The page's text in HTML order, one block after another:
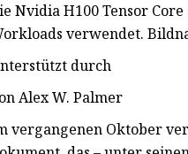
Nvidia H100 Tensor
verwendet.
durch
Alex W. Palmer
vergangenen Oktober